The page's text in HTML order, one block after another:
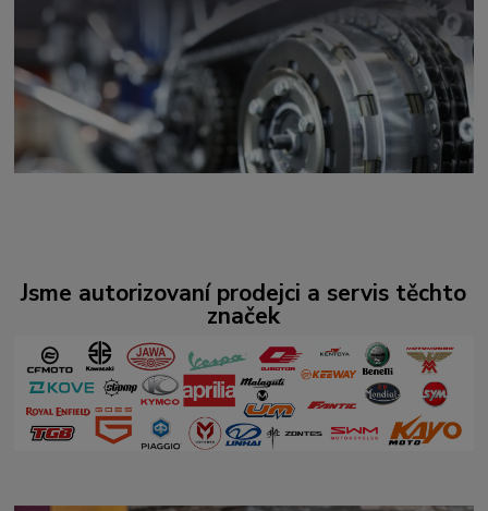
Jsme autorizovaní prodejci a servis těchto
značek